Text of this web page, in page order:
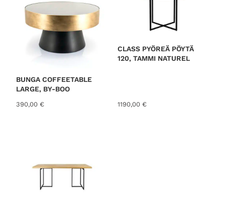
BUNGA COFFEETABLE
LARGE, BY-BOO
390,00 €
CLASS PYÖREÄ PÖYTÄ
120, TAMMI NATUREL
1190,00 €